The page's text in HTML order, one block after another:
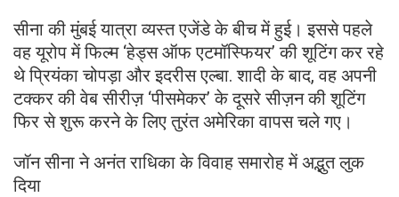
सीना की मुंबई यात्रा व्यस्त एजेंडे के बीच में हुई। इससे पहले
वह यूरोप में फिल्म ‘हेड्स ऑफ एटमॉस्फियर’ की शूटिंग कर रहे
थे प्रियंका चोपड़ा और इदरीस एल्बा. शादी के बाद, वह अपनी
टक्कर की वेब सीरीज़ ‘पीसमेकर’ के दूसरे सीज़न की शूटिंग
फिर से शुरू करने के लिए तुरंत अमेरिका वापस चले गए।
जॉन सीना ने अनंत राधिका के विवाह समारोह में अद्भुत लुक
दिया